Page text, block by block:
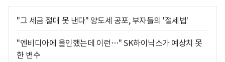
"그 세금 절대 못 낸다" 양도세 공포, 부자들의 '절세법'
"엔비디아에 올인했는데 이런…" SK하이닉스가 예상치 못
한 변수